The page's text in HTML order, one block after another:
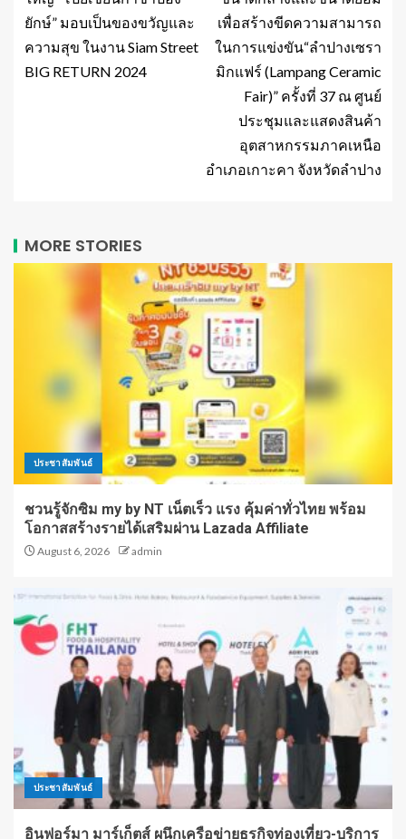
ยักษ์” มอบเป็นของขวัญและ
ความสุข ในงาน Siam Street
BIG RETURN 2024
เพื่อสร้างขีดความสามารถ
ในการแข่งขัน“ลำปางเซรา
มิกแฟร์ (Lampang Ceramic
Fair)” ครั้งที่ 37 ณ ศูนย์
ประชุมและแสดงสินค้า
อุตสาหกรรมภาคเหนือ
อำเภอเกาะคา จังหวัดลำปาง
MORE STORIES
ประชาสัมพันธ์
ชวนรู้จักซิม my by NT เน็ตเร็ว แรง คุ้มค่าทั่วไทย พร้อม
โอกาสสร้างรายได้เสริมผ่าน Lazada Affiliate
August 6, 2026 admin
ประชาสัมพันธ์
อินฟอร์มา มาร์เก็ตส์ ผนึกเครือข่ายธุรกิจท่องเที่ยว-บริการ